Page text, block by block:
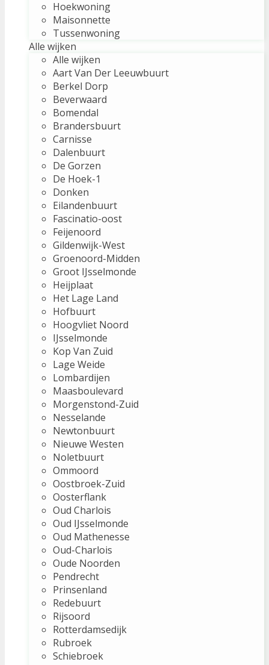
Hoekwoning
Maisonnette
Tussenwoning
Alle wijken
Alle wijken
Aart Van Der Leeuwbuurt
Berkel Dorp
Beverwaard
Bomendal
Brandersbuurt
Carnisse
Dalenbuurt
De Gorzen
De Hoek-1
Donken
Eilandenbuurt
Fascinatio-oost
Feijenoord
Gildenwijk-West
Groenoord-Midden
Groot IJsselmonde
Heijplaat
Het Lage Land
Hofbuurt
Hoogvliet Noord
IJsselmonde
Kop Van Zuid
Lage Weide
Lombardijen
Maasboulevard
Morgenstond-Zuid
Nesselande
Newtonbuurt
Nieuwe Westen
Noletbuurt
Ommoord
Oostbroek-Zuid
Oosterflank
Oud Charlois
Oud IJsselmonde
Oud Mathenesse
Oud-Charlois
Oude Noorden
Pendrecht
Prinsenland
Redebuurt
Rijsoord
Rotterdamsedijk
Rubroek
Schiebroek